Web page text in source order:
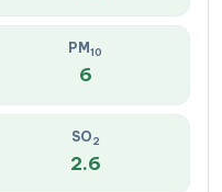
PM 10
6
SO2
2.6